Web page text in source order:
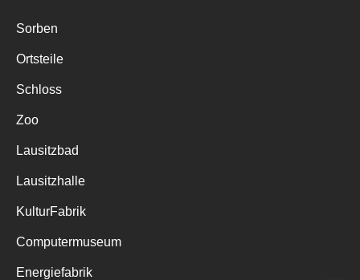
Sorben
Ortsteile
Schloss
Zoo
Lausitzbad
Lausitzhalle
KulturFabrik
Computermuseum
Energiefabrik